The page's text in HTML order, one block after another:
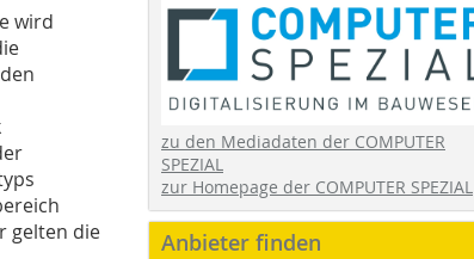
wird
gelten die
zu den Mediadaten der COMPUTER
SPEZIAL
zur Homepage der COMPUTER SPEZIAL
Anbieter finden